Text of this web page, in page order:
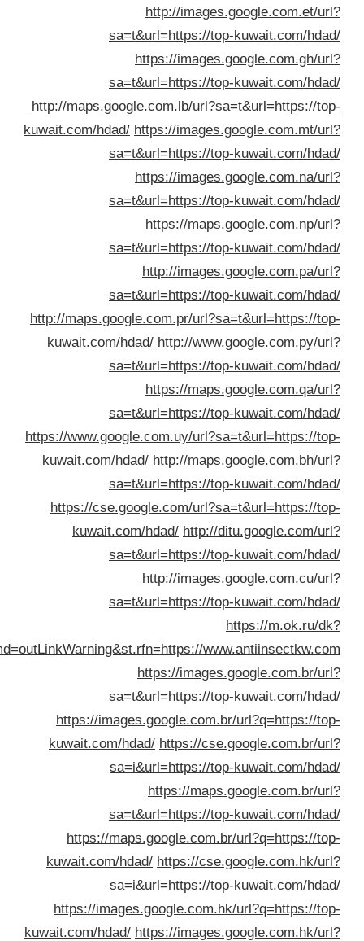
http://images.google.com.et/
sa=t&url=https://top-kuwait.com/
https://images.google.com.gh/
sa=t&url=https://top-kuwait.com/
http://maps.google.com.lb/url?sa=t&url=https://
kuwait.com/hdad/ https://images.google.com.mt/
sa=t&url=https://top-kuwait.com/
https://images.google.com.na/
sa=t&url=https://top-kuwait.com/
https://maps.google.com.np/
sa=t&url=https://top-kuwait.com/
http://images.google.com.pa/
sa=t&url=https://top-kuwait.com/
http://maps.google.com.pr/url?sa=t&url=https://
kuwait.com/hdad/ http://www.google.com.py/
sa=t&url=https://top-kuwait.com/
https://maps.google.com.qa/
sa=t&url=https://top-kuwait.com/
https://www.google.com.uy/url?sa=t&url=https://
kuwait.com/hdad/ http://maps.google.com.bh/
sa=t&url=https://top-kuwait.com/
https://cse.google.com/url?sa=t&url=https://
kuwait.com/hdad/ http://ditu.google.com/
sa=t&url=https://top-kuwait.com/
http://images.google.com.cu/
sa=t&url=https://top-kuwait.com/
https://m.ok.ru/
st.cmd=outLinkWarning&st.rfn=https://
https://images.google.com.br/
sa=t&url=https://top-kuwait.com/
https://images.google.com.br/url?q=https://
kuwait.com/hdad/ https://cse.google.com.br/
sa=i&url=https://top-kuwait.com/
https://maps.google.com.br/
sa=t&url=https://top-kuwait.com/
https://maps.google.com.br/url?q=https://
kuwait.com/hdad/ https://cse.google.com.hk/
sa=i&url=https://top-kuwait.com/
https://images.google.com.hk/url?q=https://
kuwait.com/hdad/ https://images.google.com.hk/